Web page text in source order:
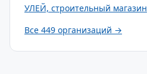
УЛЕЙ, строительный магазин
Все 449 организаций →